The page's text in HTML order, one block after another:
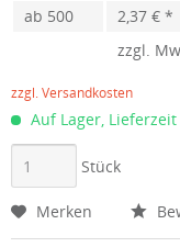
ab 500 2,37 € *
zzgl.
zzgl. Versandkosten
Auf Lager,
Stück
Merken